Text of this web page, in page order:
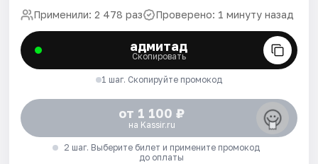
Применили: 2 478 раз Проверено: 1 минуту назад
адмитад
Скопировать
1 шаг. Скопируйте промокод
от 1 100 ₽
на Kassir.ru
2 шаг. Выберите билет и примените промокод
до оплаты